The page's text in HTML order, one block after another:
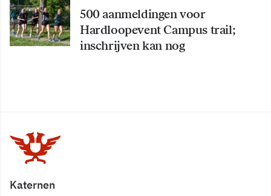
500 aanmeldingen voor
Hardloopevent Campus trail;
inschrijven kan nog
Katernen